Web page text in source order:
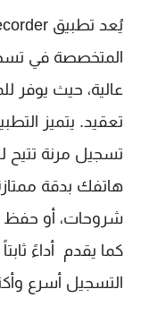
يُعد تطبيق
المتخصصة في
عالية، حيث يوفر
تعقيد. يتميز
تسجيل مرنة
هاتفك بدقة
شروحات، أو حفظ
كما يقدم أداءً
التسجيل أسرع